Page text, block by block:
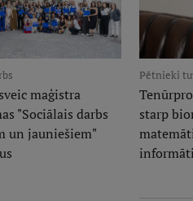
maģistra
"Sociālais darbs
un jauniešiem"
Pētnieki
starp